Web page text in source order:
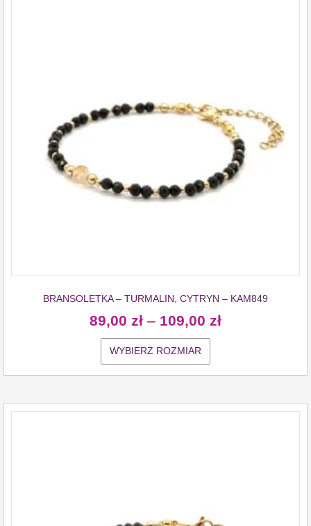
BRANSOLETKA – TURMALIN, CYTRYN – KAM849
89,00 zł – 109,00 zł
WYBIERZ ROZMIAR